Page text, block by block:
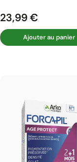
Prix
23,99 €
Ajouter au panier